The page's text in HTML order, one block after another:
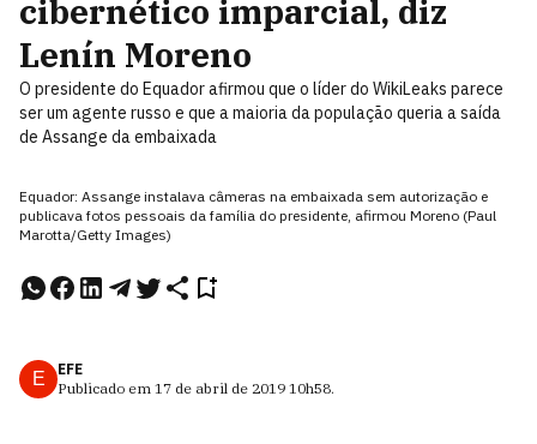
cibernético imparcial, diz
Lenín Moreno
O presidente do Equador afirmou que o líder do WikiLeaks parece
ser um agente russo e que a maioria da população queria a saída
de Assange da embaixada
Equador: Assange instalava câmeras na embaixada sem autorização e
publicava fotos pessoais da família do presidente, afirmou Moreno (Paul
Marotta/Getty Images)
E
EFE
Publicado em 17 de abril de 2019 10h58.